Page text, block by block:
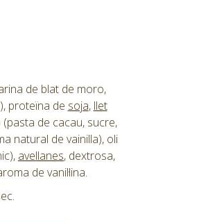
de blat de moro,
proteïna de soja, llet
de cacau, sucre,
natural de vainilla), oli
avellanes, dextrosa,
de vanil·lina.